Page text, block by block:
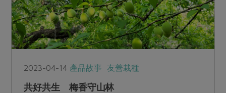
2023-04-14 產品故事 友善栽種
共好共生 梅香守山林